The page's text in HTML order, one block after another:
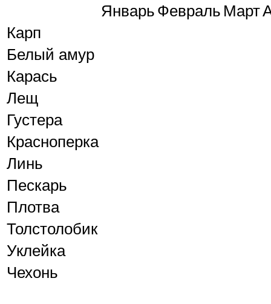
ЯнварьФевраль Март
Карп
Белый амур
Карась
Лещ
Густера
Красноперка
Линь
Пескарь
Плотва
Толстолобик
Уклейка
Чехонь